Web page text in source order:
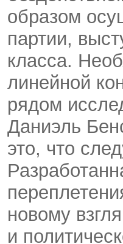
образом
партии,
класса.
линейной
рядом
Даниэль
это, что
новому
и